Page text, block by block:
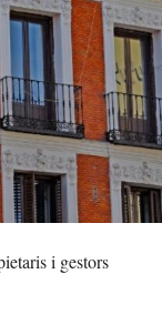
i gestors